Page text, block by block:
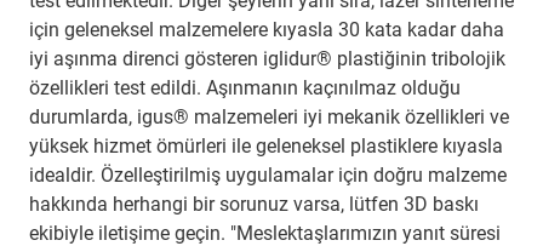
için geleneksel malzemelere kıyasla 30 kata kadar daha
iyi aşınma direnci gösteren iglidur® plastiğinin tribolojik
özellikleri test edildi. Aşınmanın kaçınılmaz olduğu
durumlarda, igus® malzemeleri iyi mekanik özellikleri ve
yüksek hizmet ömürleri ile geleneksel plastiklere kıyasla
idealdir. Özelleştirilmiş uygulamalar için doğru malzeme
hakkında herhangi bir sorunuz varsa, lütfen 3D baskı
ekibiyle iletişime geçin. "Meslektaşlarımızın yanıt süresi